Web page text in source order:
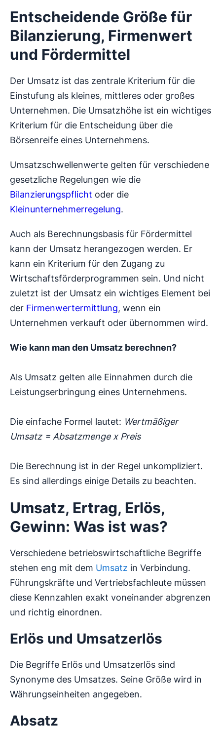
Entscheidende Größe für
Bilanzierung, Firmenwert
und Fördermittel
Der Umsatz ist das zentrale Kriterium für die
Einstufung als kleines, mittleres oder großes
Unternehmen. Die Umsatzhöhe ist ein wichtiges
Kriterium für die Entscheidung über die
Börsenreife eines Unternehmens.
Umsatzschwellenwerte gelten für verschiedene
gesetzliche Regelungen wie die
Bilanzierungspflicht oder die
Kleinunternehmerregelung.
Auch als Berechnungsbasis für Fördermittel
kann der Umsatz herangezogen werden. Er
kann ein Kriterium für den Zugang zu
Wirtschaftsförderprogrammen sein. Und nicht
zuletzt ist der Umsatz ein wichtiges Element bei
der Firmenwertermittlung, wenn ein
Unternehmen verkauft oder übernommen wird.
Wie kann man den Umsatz berechnen?
Als Umsatz gelten alle Einnahmen durch die
Leistungserbringung eines Unternehmens.
Die einfache Formel lautet: Wertmäßiger
Umsatz = Absatzmenge x Preis
Die Berechnung ist in der Regel unkompliziert.
Es sind allerdings einige Details zu beachten.
Umsatz, Ertrag, Erlös,
Gewinn: Was ist was?
Verschiedene betriebswirtschaftliche Begriffe
stehen eng mit dem Umsatz in Verbindung.
Führungskräfte und Vertriebsfachleute müssen
diese Kennzahlen exakt voneinander abgrenzen
und richtig einordnen.
Erlös und Umsatzerlös
Die Begriffe Erlös und Umsatzerlös sind
Synonyme des Umsatzes. Seine Größe wird in
Währungseinheiten angegeben.
Absatz